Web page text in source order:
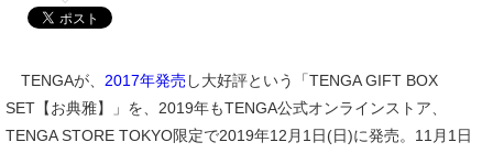
TENGAが、 2017年発売 し大好評という「TENGA GIFT BOX
SET【お典雅】」を、2019年もTENGA公式オンラインストア、
TENGA STORE TOKYO限定で2019年12月1日(日)に発売。11月1日